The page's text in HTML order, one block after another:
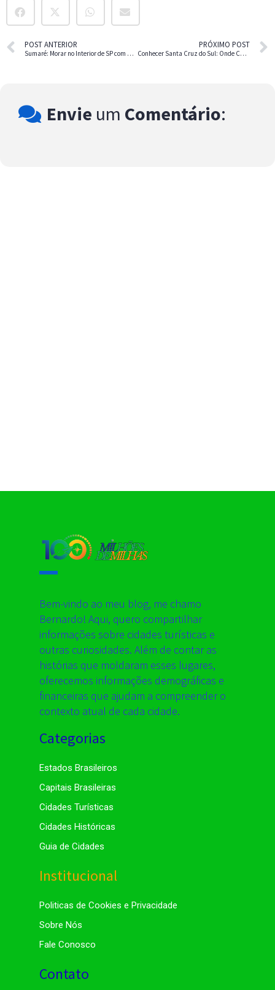
POST ANTERIOR
Sumaré: Morar no Interior de SP com Custo Baixo
PRÓXIMO POST
Conhecer Santa Cruz do Sul: Onde Chimarrão é Cultura e Tradição
Envie um Comentário:
Bem-vindo ao meu blog, me chamo
Bernardo! Aqui, quero compartilhar
informações sobre cidades turísticas e
outras curiosidades. Além de contar as
histórias que moldaram esses lugares,
oferecemos informações demográficas e
financeiras que ajudam a compreender o
contexto atual de cada cidade.
Categorias
Estados Brasileiros
Capitais Brasileiras
Cidades Turísticas
Cidades Históricas
Guia de Cidades
Institucional
Politicas de Cookies e Privacidade
Sobre Nós
Fale Conosco
Contato